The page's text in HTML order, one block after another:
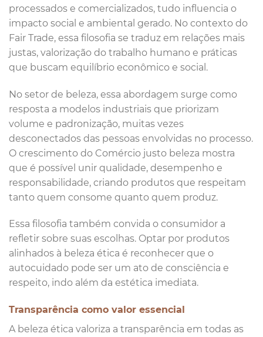
processados e comercializados, tudo influencia o
impacto social e ambiental gerado. No contexto do
Fair Trade, essa filosofia se traduz em relações mais
justas, valorização do trabalho humano e práticas
que buscam equilíbrio econômico e social.
No setor de beleza, essa abordagem surge como
resposta a modelos industriais que priorizam
volume e padronização, muitas vezes
desconectados das pessoas envolvidas no processo.
O crescimento do Comércio justo beleza mostra
que é possível unir qualidade, desempenho e
responsabilidade, criando produtos que respeitam
tanto quem consome quanto quem produz.
Essa filosofia também convida o consumidor a
refletir sobre suas escolhas. Optar por produtos
alinhados à beleza ética é reconhecer que o
autocuidado pode ser um ato de consciência e
respeito, indo além da estética imediata.
Transparência como valor essencial
A beleza ética valoriza a transparência em todas as